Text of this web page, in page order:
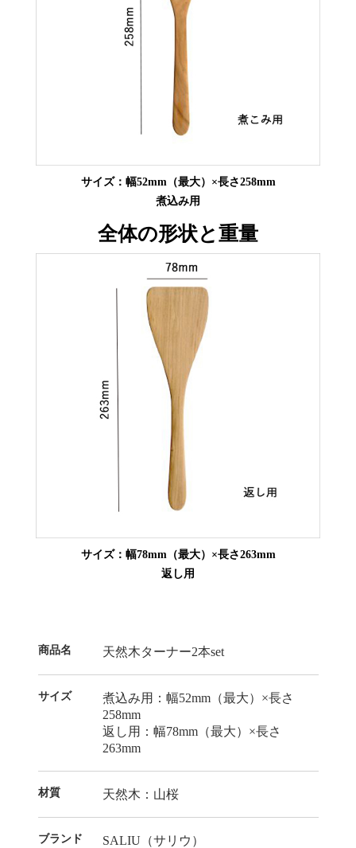
サイズ：幅52mm（最大）×長さ258mm
煮込み用
全体の形状と重量
サイズ：幅78mm（最大）×長さ263mm
返し用
商品名 天然木ターナー2本set
サイズ
煮込み用：幅52mm（最大）×長さ
258mm
返し用：幅78mm（最大）×長さ
263mm
材質 天然木：山桜
ブランド SALIU（サリウ）